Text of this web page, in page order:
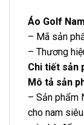
Áo Golf
– Mã sản
– Thương
Chi tiết sản
Mô tả sản
– Sản phẩm
cho nam